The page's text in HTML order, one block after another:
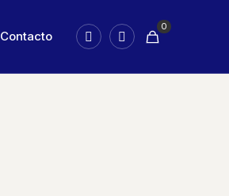
Contacto
0